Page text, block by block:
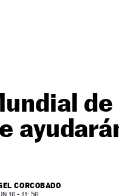
CORCOBADO